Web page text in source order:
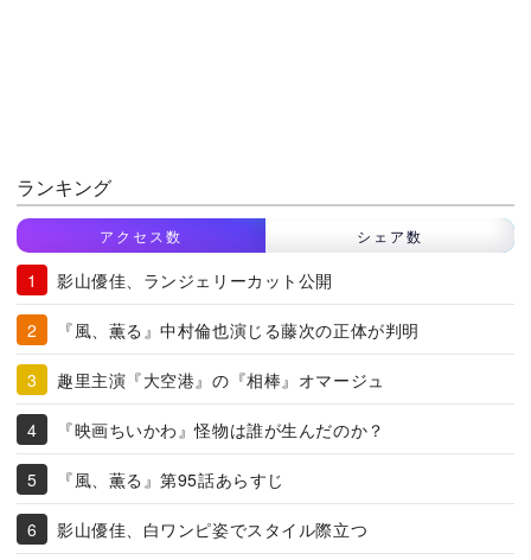
ランキング
アクセス数 シェア数
影山優佳、ランジェリーカット公開
『風、薫る』中村倫也演じる藤次の正体が判明
趣里主演『大空港』の『相棒』オマージュ
『映画ちいかわ』怪物は誰が生んだのか？
『風、薫る』第95話あらすじ
影山優佳、白ワンピ姿でスタイル際立つ